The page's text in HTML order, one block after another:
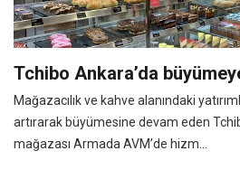
Tchibo Ankara’da
Mağazacılık ve kahve alanındaki
artırarak büyümesine devam eden
mağazası Armada AVM’de hizm...